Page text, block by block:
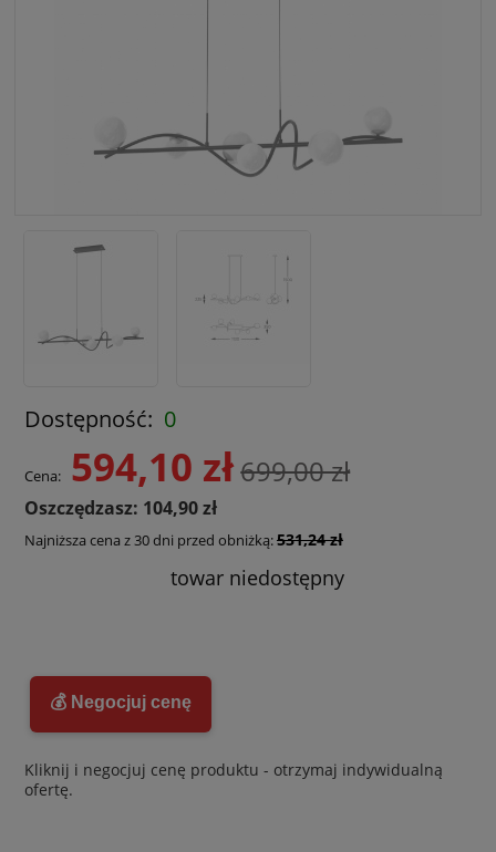
Dostępność: 0
Cena: 594,10 zł699,00 zł
Oszczędzasz: 104,90 zł
Najniższa cena z 30 dni przed obniżką:531,24 zł
towar niedostępny
💰 Negocjuj cenę
Kliknij i negocjuj cenę produktu - otrzymaj indywidualną
ofertę.